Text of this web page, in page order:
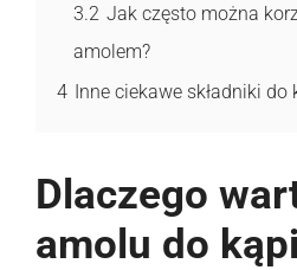
3.2 Jak często można
amolem?
4 Inne ciekawe składniki do
Dlaczego
amolu do